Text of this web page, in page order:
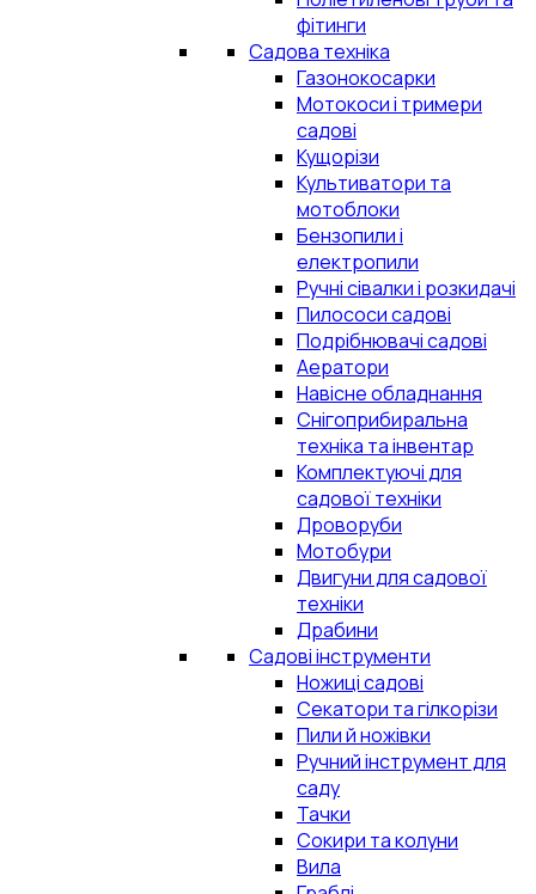
фітинги
Садова техніка
Газонокосарки
Мотокоси і тримери
садові
Кущорізи
Культиватори та
мотоблоки
Бензопили і
електропили
Ручні сівалки і розкидачі
Пилососи садові
Подрібнювачі садові
Аератори
Навісне обладнання
Снігоприбиральна
техніка та інвентар
Комплектуючі для
садової техніки
Дроворуби
Мотобури
Двигуни для садової
техніки
Драбини
Садові інструменти
Ножиці садові
Секатори та гілкорізи
Пили й ножівки
Ручний інструмент для
саду
Тачки
Сокири та колуни
Вила